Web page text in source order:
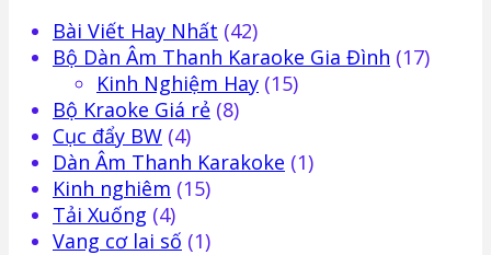
Bài Viết Hay Nhất (42)
Bộ Dàn Âm Thanh Karaoke Gia Đình (17)
Kinh Nghiệm Hay (15)
Bộ Kraoke Giá rẻ (8)
Cục đẩy BW (4)
Dàn Âm Thanh Karakoke (1)
Kinh nghiêm (15)
Tải Xuống (4)
Vang cơ lai số (1)